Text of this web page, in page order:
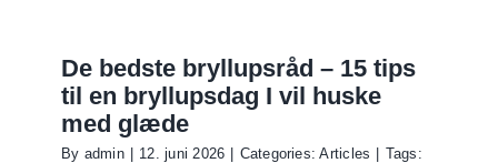
De bedste bryllupsråd – 15 tips
til en bryllupsdag I vil huske
med glæde
By admin 12. juni 2026 Categories:Articles
Tags: